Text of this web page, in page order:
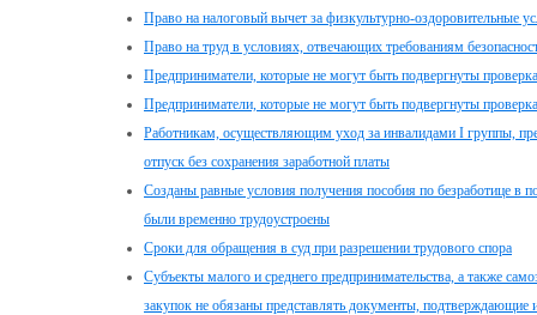
Право на налоговый вычет за физкультурно-оздоровительные
Право на труд в условиях, отвечающих требованиям
Предприниматели, которые не могут быть подвергнуты
Предприниматели, которые не могут быть подвергнуты
Работникам, осуществляющим уход за инвалидами I группы,
отпуск без сохранения заработной платы
Созданы равные условия получения пособия по безработице в
были временно трудоустроены
Сроки для обращения в суд при разрешении трудового спора
Субъекты малого и среднего предпринимательства, а также
закупок не обязаны представлять документы, подтверждающие